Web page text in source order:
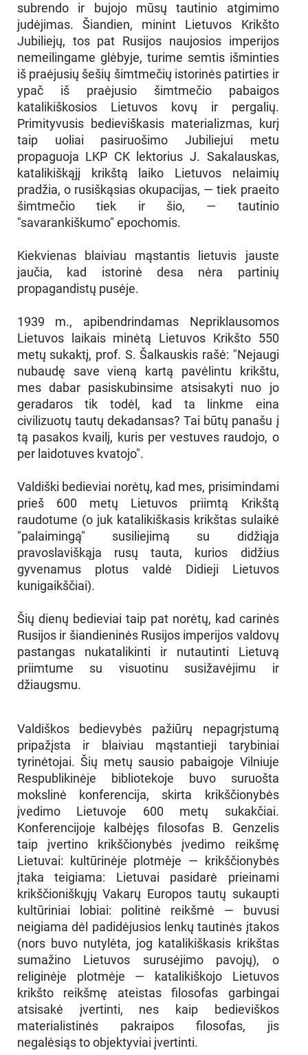
subrendo ir bujojo mūsų tautinio atgimimo
judėjimas. Šiandien, minint Lietuvos Krikšto
Jubiliejų, tos pat Rusijos naujosios imperijos
nemeilingame glėbyje, turime semtis išminties
iš praėjusių šešių šimtmečių istorinės patirties ir
ypač iš praėjusio šimtmečio pabaigos
katalikiškosios Lietuvos kovų ir pergalių.
Primityvusis bedieviškasis materializmas, kurį
taip uoliai pasiruošimo Jubiliejui metu
propaguoja LKP CK lektorius J. Sakalauskas,
katalikiškąjį krikštą laiko Lietuvos nelaimių
pradžia, o rusiškąsias okupacijas, — tiek praeito
šimtmečio tiek ir šio, — tautinio
"savarankiškumo" epochomis.
Kiekvienas blaiviau mąstantis lietuvis jauste
jaučia, kad istorinė desa nėra partinių
propagandistų pusėje.
1939 m., apibendrindamas Nepriklausomos
Lietuvos laikais minėtą Lietuvos Krikšto 550
metų sukaktį, prof. S. Šalkauskis rašė: "Nejaugi
nubaudę save vieną kartą pavėlintu krikštu,
mes dabar pasiskubinsime atsisakyti nuo jo
geradaros tik todėl, kad ta linkme eina
civilizuotų tautų dekadansas? Tai būtų panašu į
tą pasakos kvailį, kuris per vestuves raudojo, o
per laidotuves kvatojo".
Valdiški bedieviai norėtų, kad mes, prisimindami
prieš 600 metų Lietuvos priimtą Krikštą
raudotume (o juk katalikiškasis krikštas sulaikė
"palaimingą" susiliejimą su didžiąja
pravoslaviškąja rusų tauta, kurios didžius
gyvenamus plotus valdė Didieji Lietuvos
kunigaikščiai).
Šių dienų bedieviai taip pat norėtų, kad carinės
Rusijos ir šiandieninės Rusijos imperijos valdovų
pastangas nukatalikinti ir nutautinti Lietuvą
priimtume su visuotinu susižavėjimu ir
džiaugsmu.
Valdiškos bedievybės pažiūrų nepagrįstumą
pripažįsta ir blaiviau mąstantieji tarybiniai
tyrinėtojai. Šių metų sausio pabaigoje Vilniuje
Respublikinėje bibliotekoje buvo suruošta
mokslinė konferencija, skirta krikščionybės
įvedimo Lietuvoje 600 metų sukakčiai.
Konferencijoje kalbėjęs filosofas B. Genzelis
taip įvertino krikščionybės įvedimo reikšmę
Lietuvai: kultūrinėje plotmėje — krikščionybės
įtaka teigiama: Lietuvai pasidarė prieinami
krikščioniškųjų Vakarų Europos tautų sukaupti
kultūriniai lobiai: politinė reikšmė — buvusi
neigiama dėl padidėjusios lenkų tautinės įtakos
(nors buvo nutylėta, jog katalikiškasis krikštas
sumažino Lietuvos surusėjimo pavojų), o
religinėje plotmėje — katalikiškojo Lietuvos
krikšto reikšmę ateistas filosofas garbingai
atsisakė įvertinti, nes kaip bedieviškos
materialistinės pakraipos filosofas, jis
negalėsiąs to objektyviai įvertinti.